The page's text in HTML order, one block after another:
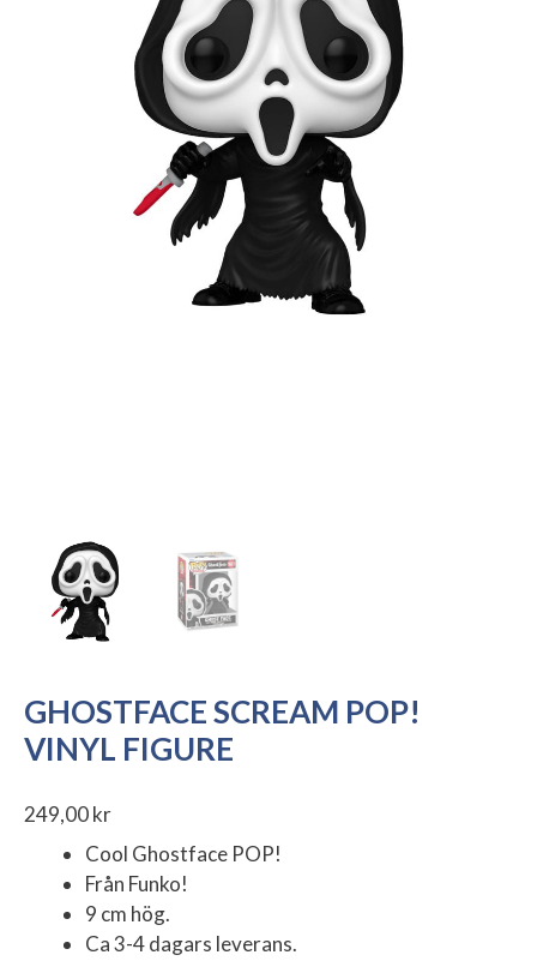
GHOSTFACE SCREAM POP!
VINYL FIGURE
249,00kr
Cool Ghostface POP!
Från Funko!
9 cm hög.
Ca 3-4 dagars leverans.